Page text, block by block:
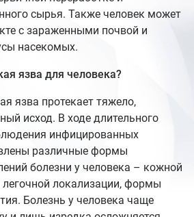
сырья. Также человек может
с зараженными почвой и
насекомых.
язва для человека?
язва протекает тяжело,
исход. В ходе длительного
инфицированных
различные формы
болезни у человека – кожной
локализации, формы
Болезнь у человека чаще